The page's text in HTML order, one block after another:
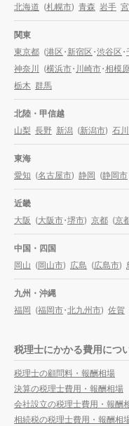
北海道 (札幌市) 青森 岩手
関東
東京都 (港区・新宿区・渋谷区・
神奈川
(横浜市・ 川崎市・相模
栃木 群馬
北陸・甲信越
山梨 長野 新潟 (新潟市) 石川
東海
愛知 (名古屋市) 静岡 (静岡市
近畿
大阪 (大阪市・堺市) 京都 (京
中国・四国
岡山 (岡山市) 広島 (広島市)
九州・沖縄
福岡 (福岡市・北九州市) 佐賀
税理士にかかる費用につ
税理士の顧問料・報酬相場
決算の税理士費用・報酬相場
会社設立の税理士費用・報酬
相続税の税理士費用・報酬相